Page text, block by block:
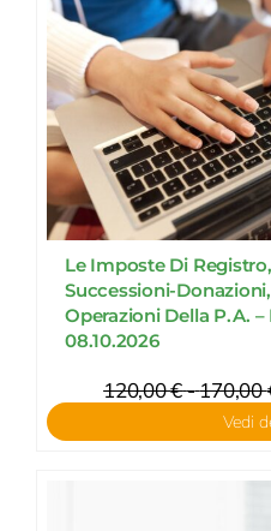
Le Imposte Di
Successioni-
Operazioni Della P.A. –
08.10.2026
120,00€-170,00
Vedi